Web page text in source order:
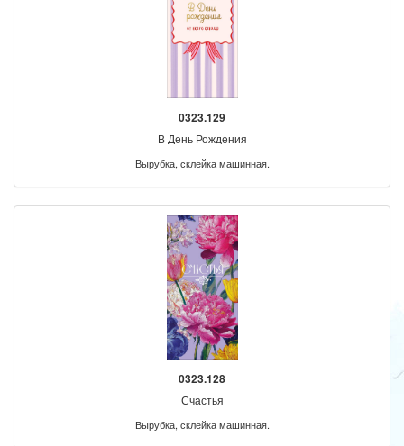
0323.129
В День Рождения
Вырубка, склейка машинная.
0323.128
Счастья
Вырубка, склейка машинная.